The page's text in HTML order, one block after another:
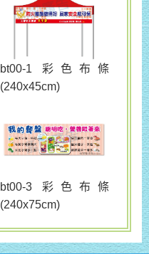
bt00-1 彩色布條
(240x45cm)
bt00-3 彩色布條
(240x75cm)